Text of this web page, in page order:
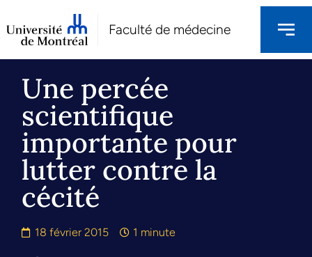
Faculté de médecine
Une percée
scientifique
importante pour
lutter contre la
cécité
18 février 2015 1 minute